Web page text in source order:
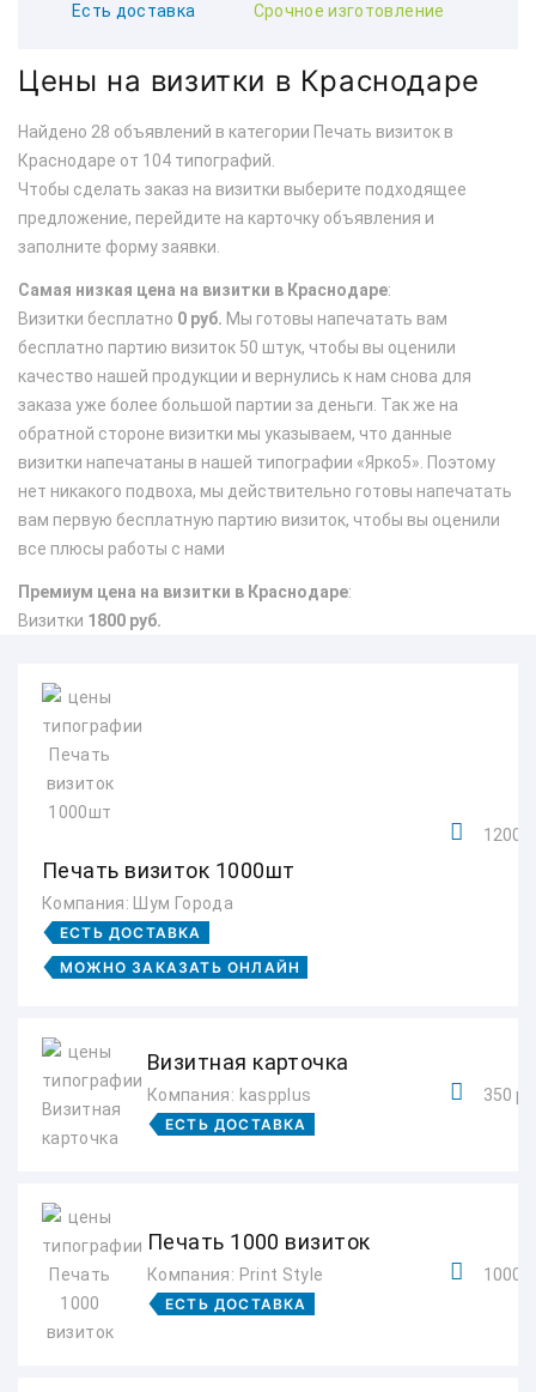
Есть доставка Срочное изготовление
Цены на визитки в Краснодаре
Найдено 28 объявлений в категории Печать визиток в
Краснодаре от 104 типографий.
Чтобы сделать заказ на визитки выберите подходящее
предложение, перейдите на карточку объявления и
заполните форму заявки.
Самая низкая цена на визитки в Краснодаре:
Визитки бесплатно 0 руб. Мы готовы напечатать вам
бесплатно партию визиток 50 штук, чтобы вы оценили
качество нашей продукции и вернулись к нам снова для
заказа уже более большой партии за деньги. Так же на
обратной стороне визитки мы указываем, что данные
визитки напечатаны в нашей типографии «Ярко5». Поэтому
нет никакого подвоха, мы действительно готовы напечатать
вам первую бесплатную партию визиток, чтобы вы оценили
все плюсы работы с нами
Премиум цена на визитки в Краснодаре:
Визитки 1800 руб.
Печать визиток 1000шт
Компания: Шум Города
ЕСТЬ ДОСТАВКА
МОЖНО ЗАКАЗАТЬ ОНЛАЙН
1200
Визитная карточка
Компания: kaspplus
ЕСТЬ ДОСТАВКА
350
Печать 1000 визиток
Компания: Print Style
ЕСТЬ ДОСТАВКА
1000